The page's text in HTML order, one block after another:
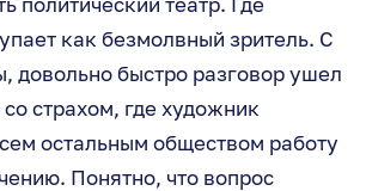
как безмолвный зритель. С
довольно быстро разговор ушел
страхом, где художник
остальным обществом работу
Понятно, что вопрос